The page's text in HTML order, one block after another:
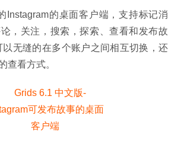
Instagram的桌面客户端，支持标记消
，关注，搜索，探索、查看和发布故
无缝的在多个账户之间相互切换，还
查看方式。